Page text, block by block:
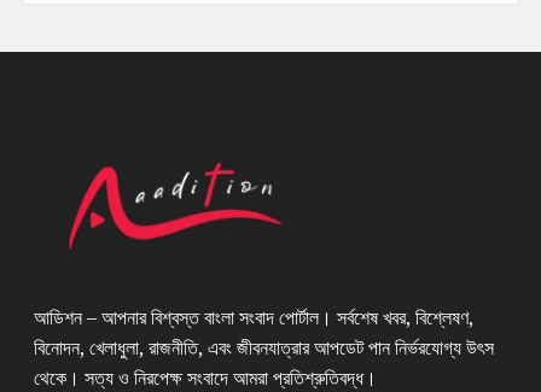
আডিশন – আপনার বিশ্বস্ত বাংলা সংবাদ পোর্টাল। সর্বশেষ খবর, বিশ্লেষণ,
বিনোদন, খেলাধুলা, রাজনীতি, এবং জীবনযাত্রার আপডেট পান নির্ভরযোগ্য উৎস
থেকে। সত্য ও নিরপেক্ষ সংবাদে আমরা প্রতিশ্রুতিবদ্ধ।